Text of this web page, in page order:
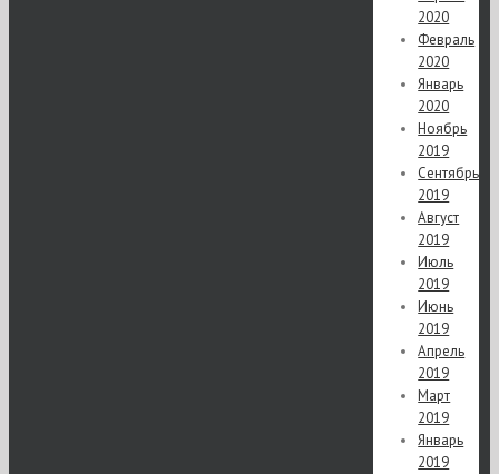
2020
Февраль
2020
Январь
2020
Ноябрь
2019
Сентябрь
2019
Август
2019
Июль
2019
Июнь
2019
Апрель
2019
Март
2019
Январь
2019